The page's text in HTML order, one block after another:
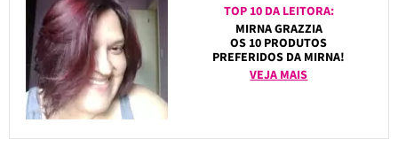
TOP 10 DA LEITORA:
MIRNA GRAZZIA
OS 10 PRODUTOS
PREFERIDOS DA MIRNA!
VEJA MAIS